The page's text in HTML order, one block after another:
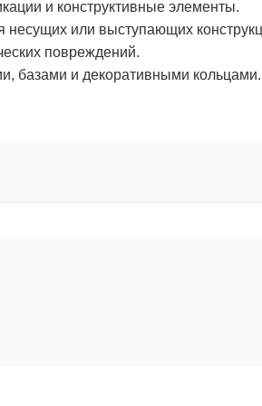
и конструктивные элементы.
несущих или выступающих
повреждений.
базами и декоративными кольцами.